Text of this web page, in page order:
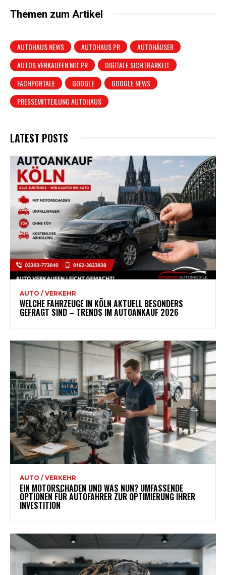
Themen zum Artikel
AUTOHAUS NEWS AUTOHAUS PR
AUTOHÄUSER
AUTOS VERKAUFEN MIT PR
DIGITALE SICHTBARKEIT
FACHPORTALE
GOOGLE
GOOGLE NEWS
PRESSEMITTEILUNG AUTOHAUS
LATEST POSTS
AUTO / VERKEHR
WELCHE FAHRZEUGE IN KÖLN AKTUELL BESONDERS
GEFRAGT SIND – TRENDS IM AUTOANKAUF 2026
AUTO / VERKEHR
EIN MOTORSCHADEN UND WAS NUN? UMFASSENDE
OPTIONEN FÜR AUTOFAHRER ZUR OPTIMIERUNG IHRER
INVESTITION